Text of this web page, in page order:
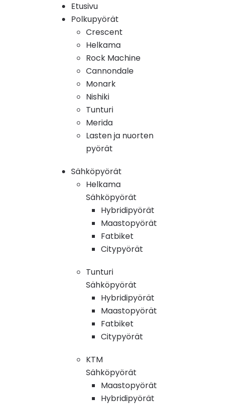
Etusivu
Polkupyörät
Crescent
Helkama
Rock Machine
Cannondale
Monark
Nishiki
Tunturi
Merida
Lasten ja nuorten
pyörät
Sähköpyörät
Helkama
Sähköpyörät
Hybridipyörät
Maastopyörät
Fatbiket
Citypyörät
Tunturi
Sähköpyörät
Hybridipyörät
Maastopyörät
Fatbiket
Citypyörät
KTM
Sähköpyörät
Maastopyörät
Hybridipyörät